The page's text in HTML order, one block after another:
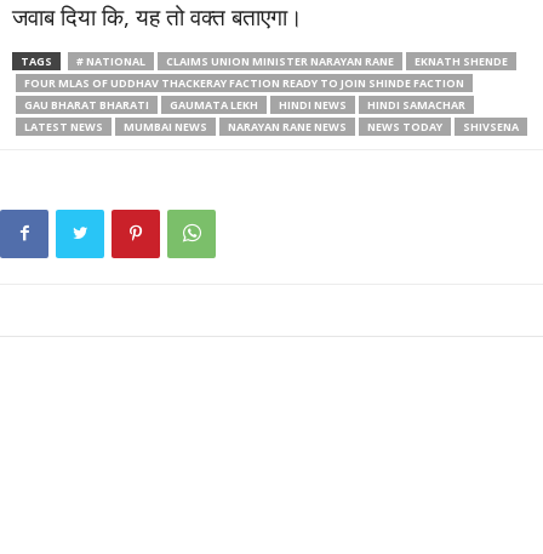
जवाब दिया कि, यह तो वक्त बताएगा।
TAGS # NATIONAL CLAIMS UNION MINISTER NARAYAN RANE
EKNATH SHENDE
FOUR MLAS OF UDDHAV THACKERAY FACTION READY TO JOIN SHINDE FACTION
GAU BHARAT BHARATI
GAUMATA LEKH HINDI NEWS
HINDI SAMACHAR
LATEST NEWS
MUMBAI NEWS NARAYAN RANE NEWS NEWS TODAY SHIVSENA